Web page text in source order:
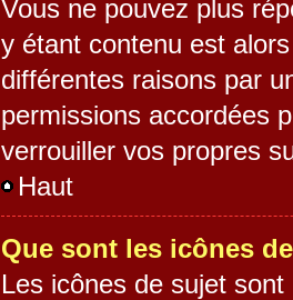
Vous ne pouvez plus
y étant contenu est
différentes raisons par
permissions accordées
verrouiller vos propres
Haut
Que sont les icônes
Les icônes de sujet